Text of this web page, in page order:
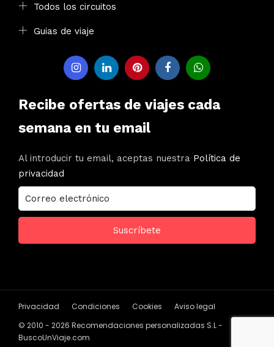
Todos los circuitos
Guias de viaje
Recibe ofertas de viajes cada
semana en tu email
Al introducir tu email, aceptas nuestra Política de
privacidad
Privacidad Condiciones Cookies
Aviso legal
© 2010 - 2026 Recomendaciones personalizadas S.L -
BuscoUnViaje.com